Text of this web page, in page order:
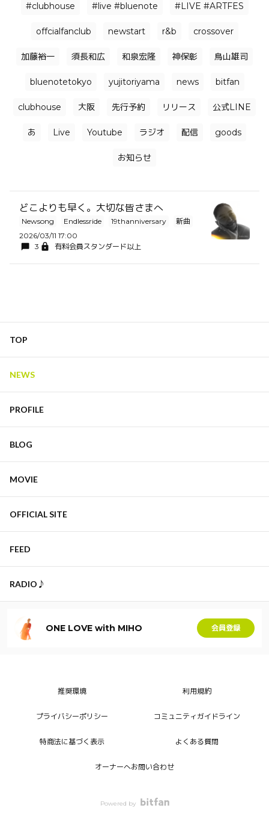
#clubhouse #live #bluenote #LIVE #ARTFES
offcialfanclub newstart r&b crossover
加藤裕一 須長和広 和泉宏隆 神保彰 鳥山雄司
bluenotetokyo yujitoriyama news bitfan
clubhouse 大阪 先行予約 リリース 公式LINE
あ Live Youtube ラジオ 配信 goods
お知らせ
どこよりも早く。大切な皆さまへ
Newsong Endlessride 19thanniversary
新曲
2026/03/11 17:00
3
有料会員スタンダード以上
TOP
NEWS
PROFILE
BLOG
MOVIE
OFFICIAL SITE
FEED
RADIO♪
ONE LOVE with MIHO 会員登録
推奨環境 利用規約
プライバシーポリシー コミュニティガイドライン
特商法に基づく表示 よくある質問
オーナーへお問い合わせ
Powered by